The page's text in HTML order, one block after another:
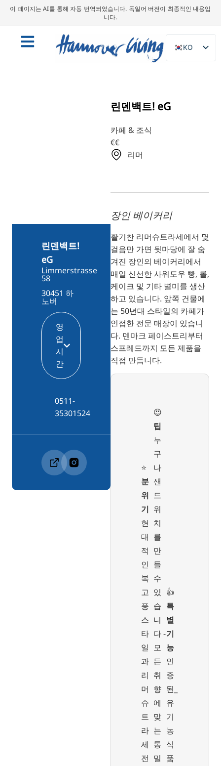
이 페이지는 AI를 통해 자동 번역되었습니다. 독일어 버전이 최종적인 내용입
니다.
KO
DE
FR
RU
FI
ZH
JA
UK
BG
린덴백트! eG
카페 & 조식
€€
리머
장인 베이커리
활기찬 리머슈트라세에서 몇
걸음만 가면 뒷마당에 잘 숨
겨진 장인의 베이커리에서
매일 신선한 사워도우 빵, 롤,
케이크 및 기타 별미를 생산
하고 있습니다. 앞쪽 건물에
는 50년대 스타일의 카페가
인접한 전문 매장이 있습니
다. 덴마크 페이스트리부터
스프레드까지 모든 제품을
직접 만듭니다.
⭐️
분
위
기
현
대
적
인
복
고
풍
스
타
일
과
리
머
슈
트
라
세
전
😍
팁
누
구
나
샌
드
위
치
를
만
들
수
있
습
니
다 -
모
든
취
향
에
맞
는
통
밀
👍
특
별
기
능
인
증
된_
유
기
농
식
품
린덴백트!
eG
Limmerstrasse
58
30451 하
노버
영
업
시
간
0511-
35301524